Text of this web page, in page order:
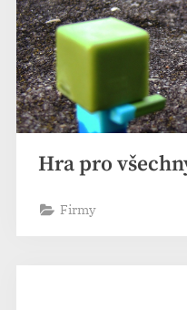
Hra pro
Firmy